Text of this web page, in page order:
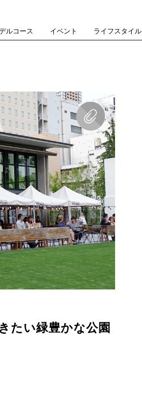
ルコース イベント ライフスタイル
たい緑豊かな公園